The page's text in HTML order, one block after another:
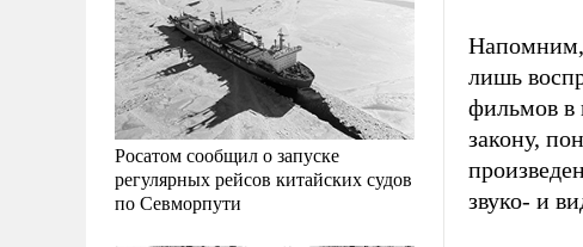
Росатом сообщил о запуске
регулярных рейсов китайских судов
по Севморпути
Напомним,
лишь
фильмов в
закону,
звуко- и